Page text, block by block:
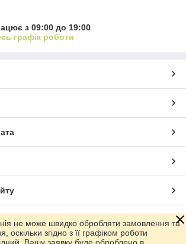
з 09:00 до 19:00
графік роботи
маркетплейсі Prom.ua
не може швидко обробляти замовлення та
оскільки згідно з її графіком роботи